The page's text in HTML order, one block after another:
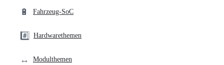
🔋 Fahrzeug-SoC
#️⃣ Hardwarethemen
↔️ Modulthemen